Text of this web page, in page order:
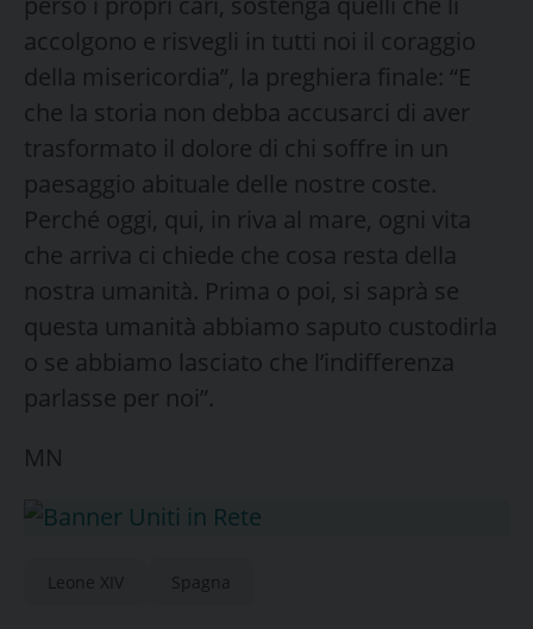
accolgono e risvegli in tutti noi il coraggio
della misericordia”, la preghiera finale: “E
che la storia non debba accusarci di aver
trasformato il dolore di chi soffre in un
paesaggio abituale delle nostre coste.
Perché oggi, qui, in riva al mare, ogni vita
che arriva ci chiede che cosa resta della
nostra umanità. Prima o poi, si saprà se
questa umanità abbiamo saputo custodirla
o se abbiamo lasciato che l’indifferenza
parlasse per noi”.
MN
Leone XIV Spagna